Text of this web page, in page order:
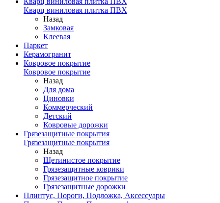
Кварц виниловая плитка ПВХ
Назад
Замковая
Клеевая
Паркет
Керамогранит
Ковровое покрытие
Ковровое покрытие
Назад
Для дома
Циновки
Коммерческий
Детский
Ковровые дорожки
Грязезащитные покрытия
Грязезащитные покрытия
Назад
Щетинистое покрытие
Грязезащитные коврики
Грязезащитное покрытие
Грязезащитные дорожки
Плинтус, Пороги, Подложка, Аксессуары